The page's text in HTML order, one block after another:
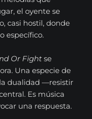
el oyente se
casi hostil, donde
específico.
Or Fight se
Una especie de
dualidad —resistir
Es música
una respuesta.